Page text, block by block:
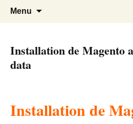
Christian Pc
Cours Dépannages
Interventions rapides
Menu
Installation de Magento
data
Installation de